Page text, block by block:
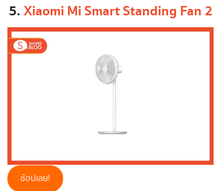
5.Xiaomi Mi Smart Standing Fan 2
ช้อปเลย!